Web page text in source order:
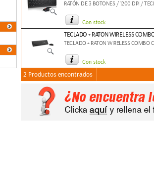
RATÓN DE 3 BOTONES / 1200 DPI /
Con stock
TECLADO + RATON WIRELESS
TECLADO + RATON WIRELESS COMBO
Con stock
2 Productos encontrados